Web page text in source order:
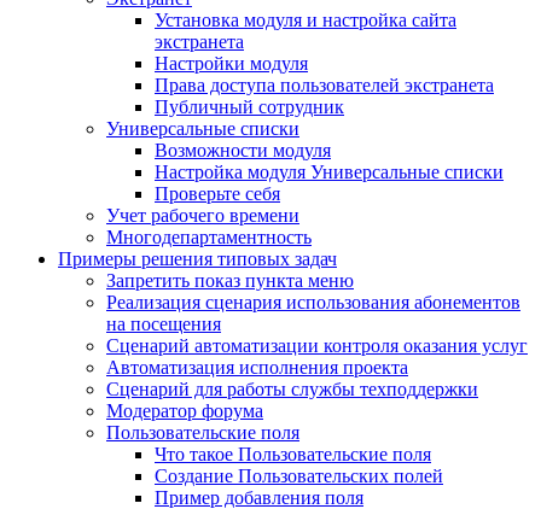
Установка модуля и настройка сайта
экстранета
Настройки модуля
Права доступа пользователей экстранета
Публичный сотрудник
Универсальные списки
Возможности модуля
Настройка модуля Универсальные списки
Проверьте себя
Учет рабочего времени
Многодепартаментность
Примеры решения типовых задач
Запретить показ пункта меню
Реализация сценария использования абонементов
на посещения
Сценарий автоматизации контроля оказания услуг
Автоматизация исполнения проекта
Сценарий для работы службы техподдержки
Модератор форума
Пользовательские поля
Что такое Пользовательские поля
Создание Пользовательских полей
Пример добавления поля